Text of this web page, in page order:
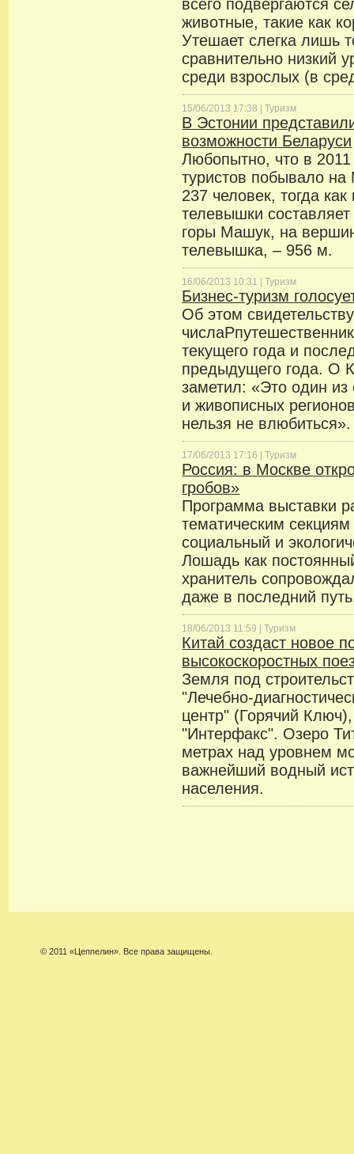
всего подвергаются
животные, такие как
Утешает слегка лишь
сравнительно низкий
среди взрослых (в
15/06/2013 17:38 |Туризм
В Эстонии
возможности Беларуси
Любопытно, что в
туристов побывало на
237 человек, тогда
телевышки
горы Машук, на
телевышка, – 956 м.
16/06/2013 10:31 |Туризм
Бизнес-туризм
Об этом
текущего года и
предыдущего года. О
заметил: «Это один
и живописных
нельзя не влюбиться».
17/06/2013 17:16 |Туризм
Россия: в Москве
гробов»
Программа выставки
тематическим
социальный и
Лошадь как
хранитель
даже в последний
18/06/2013 11:59 |Туризм
Китай создаст новое
высокоскоростных
Земля под
"Лечебно-
центр" (Горячий
"Интерфакс". Озеро
метрах над уровнем
важнейший водный
населения.
© 2011 «Цеппелин». Все права защищены.